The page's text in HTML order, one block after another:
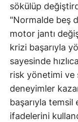
sökülüp
"Normalde beş
motor jantı
krizi başarıyla
sayesinde
risk yönetimi ve
deneyimler
başarıyla
ifadelerini